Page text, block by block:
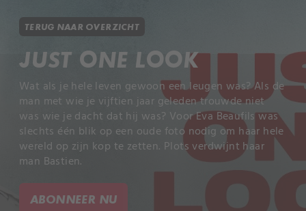
TERUG NAAR OVERZICHT
JUST ONE LOOK
Wat als je hele leven gewoon een leugen was? Als de
man met wie je vijftien jaar geleden trouwde niet
was wie je dacht dat hij was? Voor Eva Beaufils was
slechts één blik op een oude foto nodig om haar hele
wereld op zijn kop te zetten. Plots verdwijnt haar
man Bastien.
ABONNEER NU